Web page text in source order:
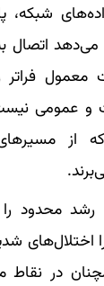
شبکه،
می‌دهد اتصال
ظرفیت معمول
و عمومی
از
رشد محدود
اختلال‌های
در نقاط